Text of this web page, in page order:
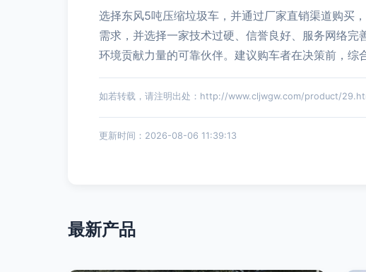
选择东风5吨压缩垃圾车，并通过厂家直销渠道购买
需求，并选择一家技术过硬、信誉良好、服务网络
环境贡献力量的可靠伙伴。建议购车者在决策前，综
如若转载，请注明出处：http://www.cljwgw.com/product/
更新时间：2026-08-06 11:39:13
最新产品